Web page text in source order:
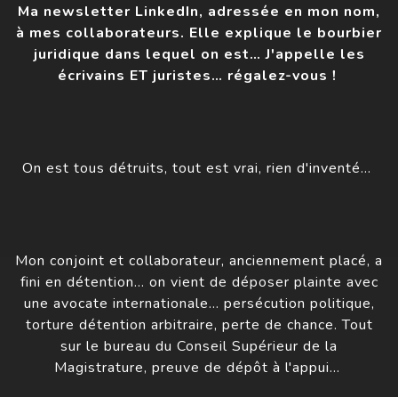
Ma newsletter LinkedIn, adressée en mon nom,
à mes collaborateurs. Elle explique le bourbier
juridique dans lequel on est… J'appelle les
écrivains ET juristes… régalez-vous !
On est tous détruits, tout est vrai, rien d'inventé…
Mon conjoint et collaborateur, anciennement placé, a
fini en détention… on vient de déposer plainte avec
une avocate internationale… persécution politique,
torture détention arbitraire, perte de chance. Tout
sur le bureau du Conseil Supérieur de la
Magistrature, preuve de dépôt à l'appui…